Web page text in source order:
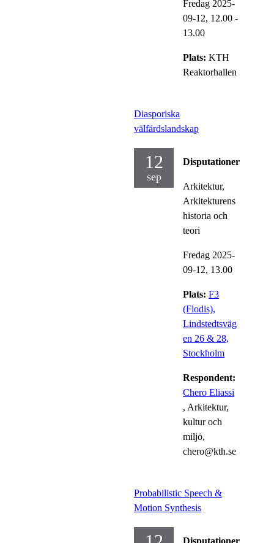
Fredag 2025-
09-12, 12.00 -
13.00
Plats: KTH
Reaktorhallen
Diasporiska
välfärdslandskap
12
sep
Disputationer
Arkitektur,
Arkitekturens
historia och
teori
Fredag 2025-
09-12, 13.00
Plats: F3
(Flodis),
Lindstedtsväg
en 26 & 28,
Stockholm
Respondent:
Chero Eliassi
, Arkitektur,
kultur och
miljö,
chero@kth.se
Probabilistic Speech &
Motion Synthesis
Disputationer